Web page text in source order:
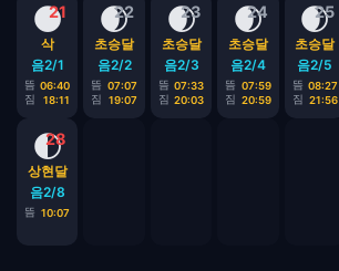
21
🌑
삭
음2/1
뜸 06:40
짐
18:11
22
🌒
초승달
음2/2
뜸 07:07
짐
19:07
23
🌒
초승달
음2/3
뜸 07:33
짐 20:03
24
🌒
초승달
음2/4
뜸 07:59
짐 20:59
25
🌒
초승달
음2/5
뜸 08:27
짐 21:56
28
🌓
상현달
음2/8
뜸 10:07